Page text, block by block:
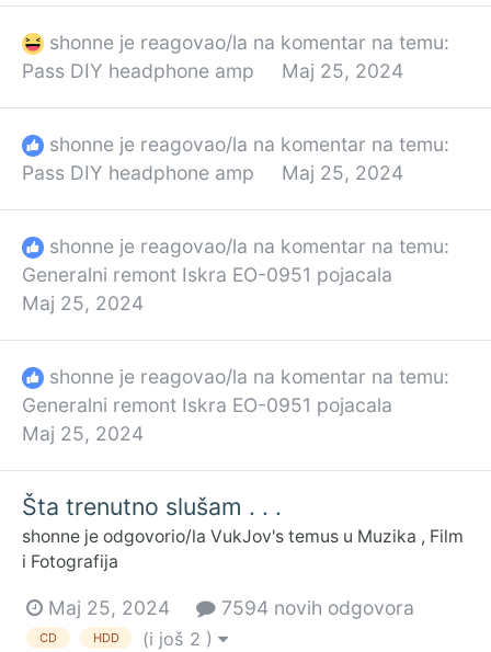
shonne je reagovao/la na komentar na temu:
Pass DIY headphone amp
Maj 25, 2024
shonne je reagovao/la na komentar na temu:
Pass DIY headphone amp
Maj 25, 2024
shonne je reagovao/la na komentar na temu:
Generalni remont Iskra EO-0951 pojacala
Maj 25, 2024
shonne je reagovao/la na komentar na temu:
Generalni remont Iskra EO-0951 pojacala
Maj 25, 2024
Šta trenutno slušam . . .
shonne je odgovorio/la VukJov's temus u Muzika , Film
i Fotografija
Maj 25, 2024 7594 novih odgovora
CD HDD (i još 2 )